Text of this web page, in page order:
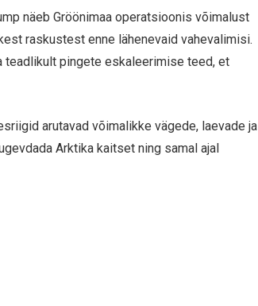
näeb Gröönimaa operatsioonis võimalust
raskustest enne lähenevaid vahevalimisi.
teadlikult pingete eskaleerimise teed, et
arutavad võimalikke vägede, laevade ja
Arktika kaitset ning samal ajal